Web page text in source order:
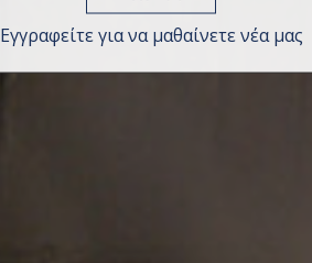
Εγγραφείτε για να μαθαίνετε νέα μας